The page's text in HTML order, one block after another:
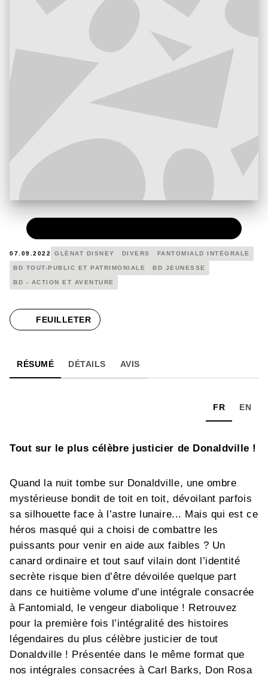
07.09.2022 GLÉNAT DISNEY DIVERS FANTOMIALD INTÉGRALE
BD TOUT-PUBLIC ET PATRIMONIALE BD JEUNESSE
BD - ACTION ET AVENTURE
FEUILLETER
RÉSUMÉ DÉTAILS AVIS
FR EN
Tout sur le plus célèbre justicier de Donaldville !
Quand la nuit tombe sur Donaldville, une ombre
mystérieuse bondit de toit en toit, dévoilant parfois
sa silhouette face à l’astre lunaire... Mais qui est ce
héros masqué qui a choisi de combattre les
puissants pour venir en aide aux faibles ? Un
canard ordinaire et tout sauf vilain dont l’identité
secrète risque bien d’être dévoilée quelque part
dans ce huitième volume d’une intégrale consacrée
à Fantomiald, le vengeur diabolique ! Retrouvez
pour la première fois l’intégralité des histoires
légendaires du plus célèbre justicier de tout
Donaldville ! Présentée dans le même format que
nos intégrales consacrées à Carl Barks, Don Rosa